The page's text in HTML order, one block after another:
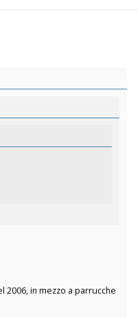
2006, in mezzo a parrucche